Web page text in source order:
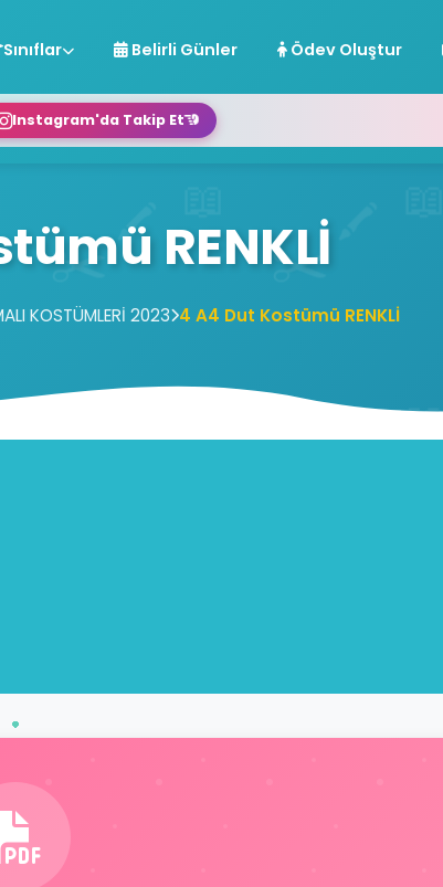
Sınıflar Belirli Günler Ödev Oluştur
Instagram'da Takip Et
RENKLİ
KOSTÜMLERİ 2023 4 A4 Dut Kostümü RENKLİ